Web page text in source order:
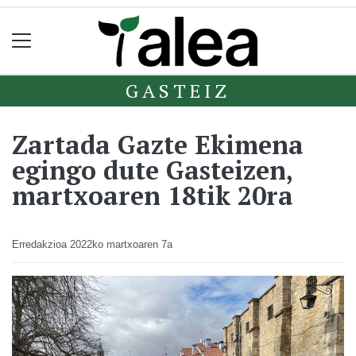
GASTEIZ
Zartada Gazte Ekimena
egingo dute Gasteizen,
martxoaren 18tik 20ra
Erredakzioa 2022ko martxoaren 7a